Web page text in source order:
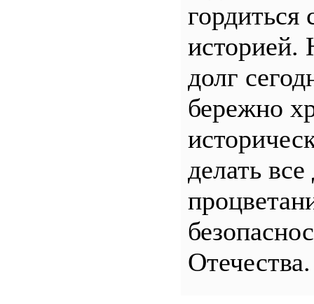
гордиться
долг
бережно
делать все
Отечества.